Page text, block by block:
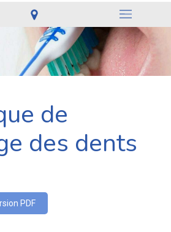
de
des dents
PDF